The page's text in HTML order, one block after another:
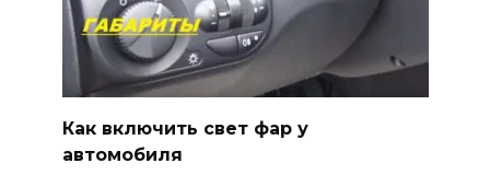
Как включить свет фар у
автомобиля